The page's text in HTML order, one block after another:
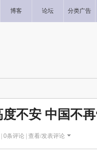
博客 论坛 分类广告
不安 中国不
0条评论 | 查看/发表评论